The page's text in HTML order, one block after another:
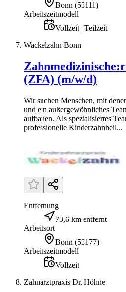
Bonn (53111)
Arbeitszeitmodell
Vollzeit | Teilzeit
Wackelzahn Bonn
(ZFA) (m/w/d)
Wir suchen Menschen, mit
und ein außergewöhnliches
aufbauen. Als spezialisiertes
professionelle Kinderzahnheil...
Entfernung
73,6 km entfernt
Arbeitsort
Bonn (53177)
Arbeitszeitmodell
Vollzeit
Zahnarztpraxis Dr. Höhne